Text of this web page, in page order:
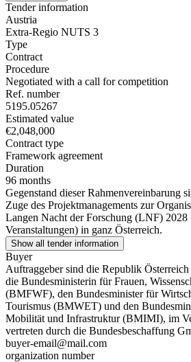
Tender information
Austria
Extra-Regio NUTS 3
Type
Contract
Procedure
Negotiated with a call for competition
Ref. number
5195.05267
Estimated value
€2,048,000
Contract type
Framework agreement
Duration
96 months
Gegenstand dieser Rahmenvereinbarung
Zuge des Projektmanagements zur
Langen Nacht der Forschung (LNF) 2028
Veranstaltungen) in ganz Österreich.
Show all tender information
Buyer
Auftraggeber sind die Republik
die Bundesministerin für Frauen,
(BMFWF), den Bundesminister für
Tourismus (BMWET) und den
Mobilität und Infrastruktur (BMIMI), im
vertreten durch die Bundesbeschaffung
buyer-email@mail.com
organization number